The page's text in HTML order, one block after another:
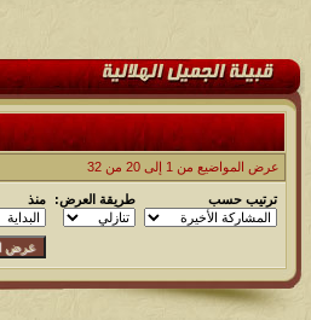
عرض المواضيع من 1 إلى 20 من 32
ترتيب حسب طريقة العرض: منذ